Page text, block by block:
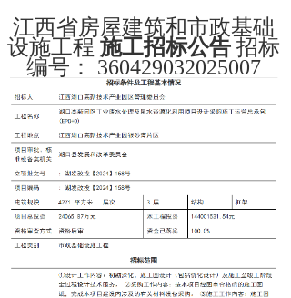
江西省房屋建筑和市政基础
设施工程 施工招标公告 招标
编号： 360429032025007